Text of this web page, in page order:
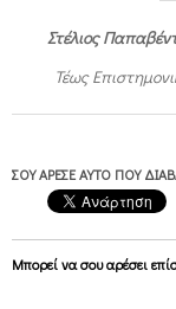
Στέλιος
Τέως
ΣΟΥ ΆΡΕΣΕ ΑΥΤΌ ΠΟΥ
Μπορεί να σου αρέσει